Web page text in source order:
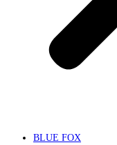
BLUE FOX